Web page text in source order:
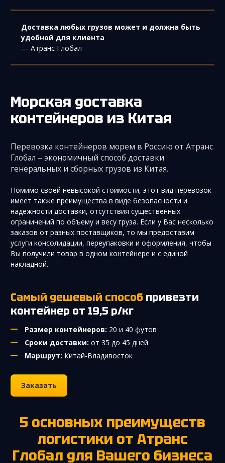
Доставка любых грузов может и должна быть
удобной для клиента
— Атранс Глобал
Морская доставка
контейнеров из Китая
Перевозка контейнеров морем в Россию от Атранс
Глобал – экономичный способ доставки
генеральных и сборных грузов из Китая.
Помимо своей невысокой стоимости, этот вид перевозок
имеет также преимущества в виде безопасности и
надежности доставки, отсутствия существенных
ограничений по объему и весу груза. Если у Вас несколько
заказов от разных поставщиков, то мы предоставим
услуги консолидации, переупаковки и оформления, чтобы
Вы получили товар в одном контейнере и с единой
накладной.
Самый дешевый способ привезти
контейнер от 19,5 р/кг
Размер контейнеров: 20 и 40 футов
Сроки доставки: от 35 до 45 дней
Маршрут: Китай-Владивосток
Заказать
5 основных преимуществ
логистики от Атранс
Глобал для Вашего бизнеса